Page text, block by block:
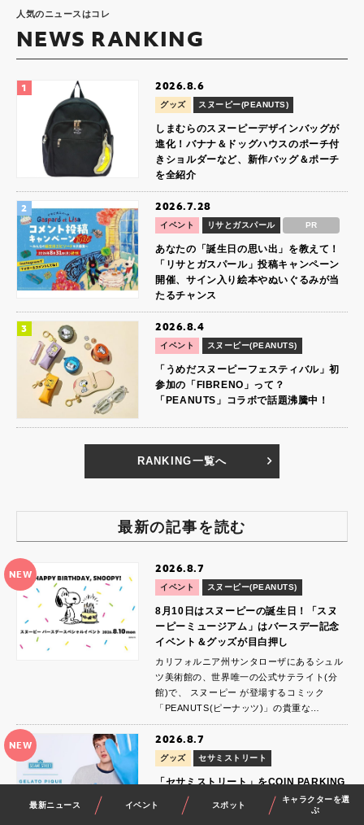
最新ニュース イベント スポット
キャラクターを選
ぶ
人気のニュースはコレ
NEWS RANKING
2026.8.6
グッズ スヌーピー(PEANUTS)
しまむらのスヌーピーデザインバッグが
進化！バナナ＆ドッグハウスのポーチ付
きショルダーなど、新作バッグ＆ポーチ
を全紹介
2026.7.28
イベント リサとガスパール PR
あなたの「誕生日の思い出」を教えて！
「リサとガスパール」投稿キャンペーン
開催、サイン入り絵本やぬいぐるみが当
たるチャンス
2026.8.4
イベント スヌーピー(PEANUTS)
「うめだスヌーピーフェスティバル」初
参加の「FIBRENO」って？
「PEANUTS」コラボで話題沸騰中！
RANKING一覧へ
最新の記事を読む
NEW 2026.8.7
イベント スヌーピー(PEANUTS)
8月10日はスヌーピーの誕生日！「スヌ
ーピーミュージアム」はバースデー記念
イベント＆グッズが目白押し
カリフォルニア州サンタローザにあるシュル
ツ美術館の、世界唯一の公式サテライト(分
館)で、 スヌーピー が登場するコミック
「PEANUTS(ピーナッツ)」の貴重な…
NEW 2026.8.7
グッズ セサミストリート
「セサミストリート」をCOIN PARKING
DELIVERYが描く！「gelato pique」の
スペシャルコレクションが登場